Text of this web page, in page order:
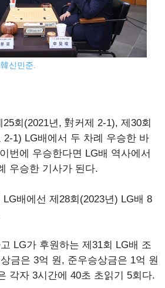
신민준.
회(2021년, 對커제 2-1), 제30회
2-1) LG배에서 두 차례 우승한 바
번에 우승한다면 LG배 역사에서
우승한 기사가 된다.
배에선 제28회(2023년) LG배 8
LG가 후원하는 제31회 LG배 조
금은 3억 원, 준우승상금은 1억 원
각자 3시간에 40초 초읽기 5회다.